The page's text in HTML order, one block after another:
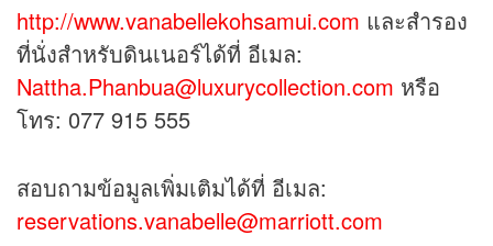
http://www.vanabellekohsamui.com และสำรอง
ที่นั่งสำหรับดินเนอร์ได้ที่ อีเมล:
Nattha.Phanbua@luxurycollection.com หรือ
โทร: 077 915 555
สอบถามข้อมูลเพิ่มเติมได้ที่ อีเมล:
reservations.vanabelle@marriott.com